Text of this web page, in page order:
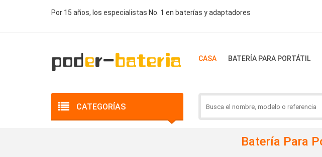
Por 15 años, los especialistas No. 1 en baterías y adaptadores
CASA BATERÍA PARA PORTÁTIL
CATEGORÍAS
Batería Para